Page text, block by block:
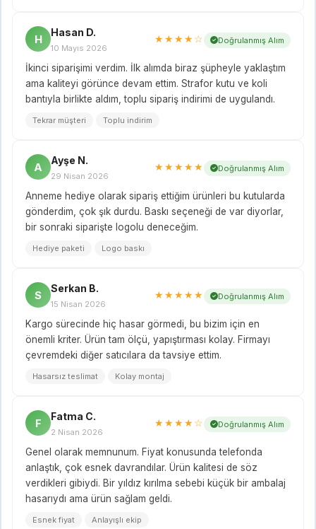
H
Hasan D.
10 Mayıs 2026
★★★★☆ Doğrulanmış Alım
İkinci siparişimi verdim. İlk alımda biraz şüpheyle yaklaştım
ama kaliteyi görünce devam ettim. Strafor kutu ve koli
bantıyla birlikte aldım, toplu sipariş indirimi de uygulandı.
Tekrar müşteri Toplu indirim
A
Ayşe N.
29 Nisan 2026
★★★★★ Doğrulanmış Alım
Anneme hediye olarak sipariş ettiğim ürünleri bu kutularda
gönderdim, çok şık durdu. Baskı seçeneği de var diyorlar,
bir sonraki siparişte logolu deneceğim.
Hediye paketi Logo baskı
S
Serkan B.
15 Nisan 2026
★★★★★ Doğrulanmış Alım
Kargo sürecinde hiç hasar görmedi, bu bizim için en
önemli kriter. Ürün tam ölçü, yapıştırması kolay. Firmayı
çevremdeki diğer satıcılara da tavsiye ettim.
Hasarsız teslimat Kolay montaj
F
Fatma C.
2 Nisan 2026
★★★★☆ Doğrulanmış Alım
Genel olarak memnunum. Fiyat konusunda telefonda
anlaştık, çok esnek davrandılar. Ürün kalitesi de söz
verdikleri gibiydi. Bir yıldız kırılma sebebi küçük bir ambalaj
hasarıydı ama ürün sağlam geldi.
Esnek fiyat Anlayışlı ekip